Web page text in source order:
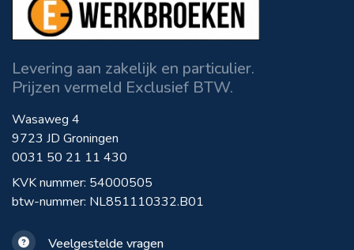
Levering aan zakelijk en particulier.
Prijzen vermeld Exclusief BTW.
Wasaweg 4
9723 JD Groningen
0031 50 21 11 430
KVK nummer: 54000505
btw-nummer: NL851110332.B01
Veelgestelde vragen